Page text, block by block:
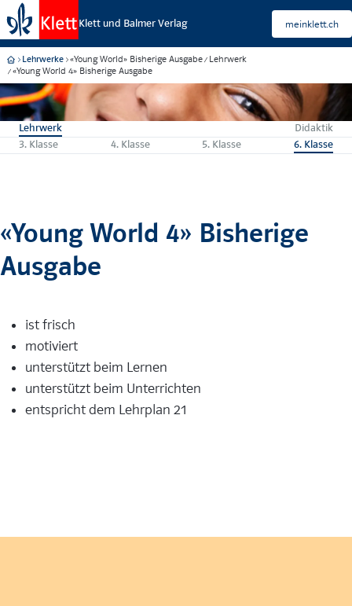
Klett und Balmer Verlag meinklett.ch
Lehrwerke «Young World» Bisherige Ausgabe Lehrwerk
«Young World 4» Bisherige Ausgabe
Lehrwerk
Didaktik
3. Klasse
4. Klasse 5. Klasse 6. Klasse
«Young World 4» Bisherige
Ausgabe
ist frisch
motiviert
unterstützt beim Lernen
unterstützt beim Unterrichten
entspricht dem Lehrplan 21